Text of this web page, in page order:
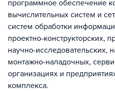
программное обеспечение
вычислительных систем и
систем обработки
проектно-конструкторских,
научно-исследовательских,
монтажно-наладочных,
организациях и
комплекса.